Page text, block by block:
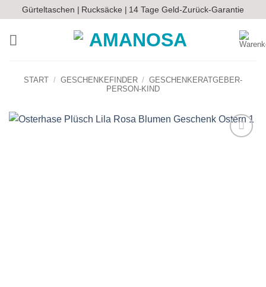
Inhalt
springen
Gürteltaschen | Rucksäcke | 14 Tage Geld-Zurück-Garantie
START / GESCHENKEFINDER / GESCHENKERATGEBER-
PERSON-KIND